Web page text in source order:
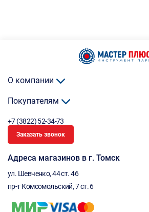
О компании
Покупателям
+7 (3822) 52-34-73
Заказать звонок
Адреса магазинов в г. Томск
ул. Шевченко, 44 ст. 46
пр-т Комсомольский, 7 ст. 6